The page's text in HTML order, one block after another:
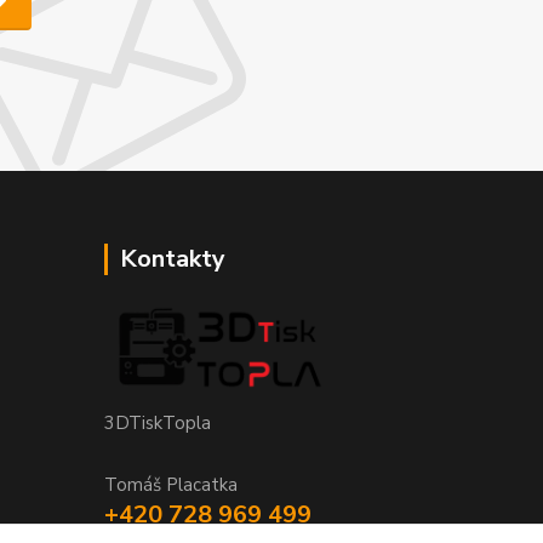
Kontakty
3DTiskTopla
Tomáš Placatka
+420 728 969 499